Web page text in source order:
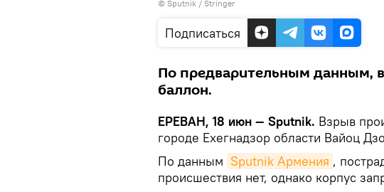
© Sputnik / Stringer
Подписаться
По предварительным данным,
баллон.
ЕРЕВАН, 18 июн — Sputnik. Взрыв
городе Ехегнадзор области Вайоц
По данным Sputnik Армения ,
происшествия нет, однако корпус